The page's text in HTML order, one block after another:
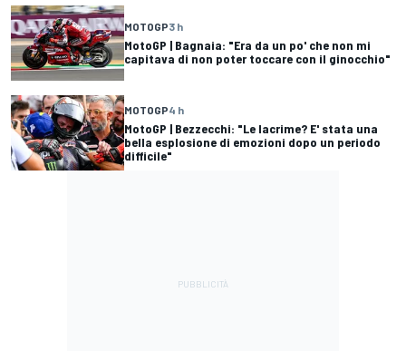
MOTOGP3 h
MotoGP | Bagnaia: "Era da un po' che non mi
capitava di non poter toccare con il ginocchio"
MOTOGP4 h
MotoGP | Bezzecchi: "Le lacrime? E' stata una
bella esplosione di emozioni dopo un periodo
difficile"